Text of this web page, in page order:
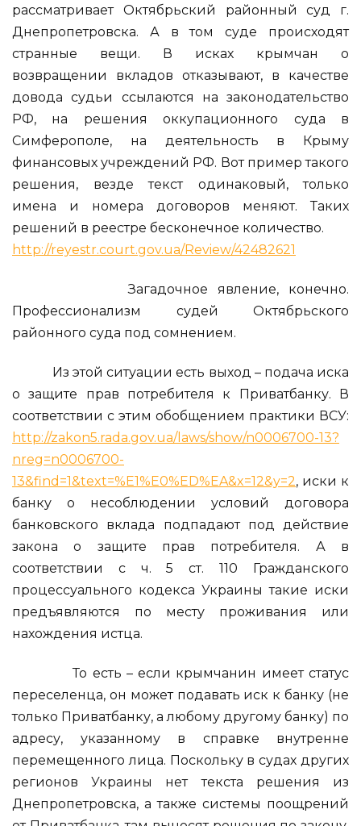
рассматривает Октябрьский районный суд г.
Днепропетровска. А в том суде происходят
странные вещи. В исках крымчан о
возвращении вкладов отказывают, в качестве
довода судьи ссылаются на законодательство
РФ, на решения оккупационного суда в
Симферополе, на деятельность в Крыму
финансовых учреждений РФ. Вот пример такого
решения, везде текст одинаковый, только
имена и номера договоров меняют. Таких
решений в реестре бесконечное количество.
http://reyestr.court.gov.ua/Review/42482621
Загадочное явление, конечно.
Профессионализм судей Октябрьского
районного суда под сомнением.
Из этой ситуации есть выход – подача иска
о защите прав потребителя к Приватбанку. В
соответствии с этим обобщением практики ВСУ:
http://zakon5.rada.gov.ua/laws/show/n0006700-13?
nreg=n0006700-
13&find=1&text=%E1%E0%ED%EA&x=12&y=2, иски к
банку о несоблюдении условий договора
банковского вклада подпадают под действие
закона о защите прав потребителя. А в
соответствии с ч. 5 ст. 110 Гражданского
процессуального кодекса Украины такие иски
предъявляются по месту проживания или
нахождения истца.
То есть – если крымчанин имеет статус
переселенца, он может подавать иск к банку (не
только Приватбанку, а любому другому банку) по
адресу, указанному в справке внутренне
перемещенного лица. Поскольку в судах других
регионов Украины нет текста решения из
Днепропетровска, а также системы поощрений